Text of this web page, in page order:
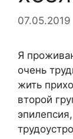
07.05.2019
Я
очень
жить
второй